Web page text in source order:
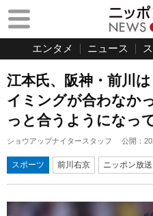
エンタメ ニュース
江本氏、阪神・前川
イミングが合わなか
っと合うようになっ
ショウアップナイタースタッフ 公開：
スポーツ 前川右京 ニッポン放